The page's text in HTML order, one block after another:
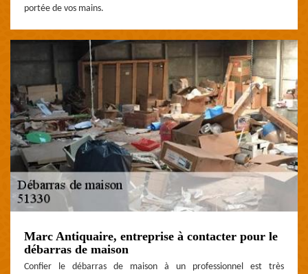
portée de vos mains.
Marc Antiquaire, entreprise à contacter pour le
débarras de maison
Confier le débarras de maison à un professionnel est très